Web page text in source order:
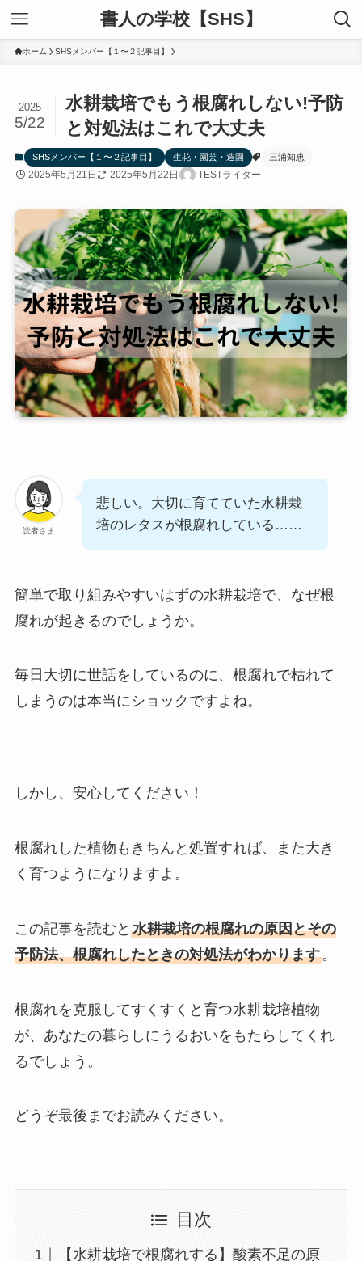
書人の学校【SHS】
ホーム SHSメンバー【１〜２記事目】
水耕栽培でもう根腐れしない!予防
と対処法はこれで大丈夫
2025
5/22
SHSメンバー【１〜２記事目】 生花・園芸・造園 三浦知恵
2025年5月21日 2025年5月22日 TESTライター
読者さま
悲しい。大切に育てていた水耕栽
培のレタスが根腐れしている……
簡単で取り組みやすいはずの水耕栽培で、なぜ根
腐れが起きるのでしょうか。
毎日大切に世話をしているのに、根腐れで枯れて
しまうのは本当にショックですよね。
しかし、安心してください！
根腐れした植物もきちんと処置すれば、また大き
く育つようになりますよ。
この記事を読むと 水耕栽培の根腐れの原因とその
予防法、根腐れしたときの対処法がわかります。
根腐れを克服してすくすくと育つ水耕栽培植物
が、あなたの暮らしにうるおいをもたらしてくれ
るでしょう。
どうぞ最後までお読みください。
目次
【水耕栽培で根腐れする】酸素不足の原